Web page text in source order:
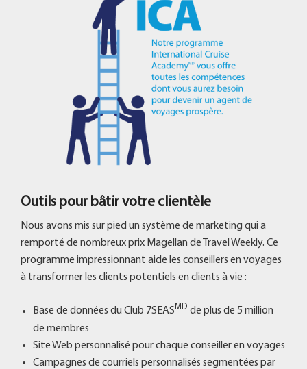
Outils pour bâtir votre clientèle
Nous avons mis sur pied un système de marketing qui a
remporté de nombreux prix Magellan de Travel Weekly. Ce
programme impressionnant aide les conseillers en voyages
à transformer les clients potentiels en clients à vie :
Base de données du Club 7SEAS MD de plus de 5 million
de membres
Site Web personnalisé pour chaque conseiller en voyages
Campagnes de courriels personnalisés segmentées par